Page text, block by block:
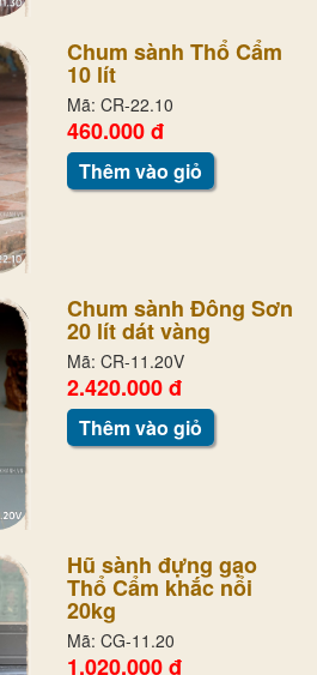
Chum sành Thổ Cẩm
10 lít
Mã: CR-22.10
460.000 đ
Thêm vào giỏ
Chum sành Đông Sơn
20 lít dát vàng
Mã: CR-11.20V
2.420.000 đ
Thêm vào giỏ
Hũ sành đựng gạo
Thổ Cẩm khắc nổi
20kg
Mã: CG-11.20
1.020.000 đ